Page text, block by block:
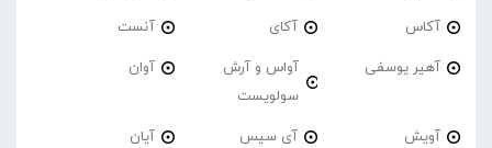
آکاس آکای آنست
آهیر یوسفی
آواس و آرش
سولویست
آوان
آویش آی سیس آیان